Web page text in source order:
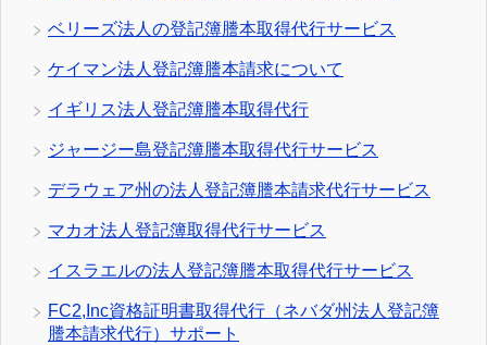
ベリーズ法人の登記簿謄本取得代行サービス
ケイマン法人登記簿謄本請求について
イギリス法人登記簿謄本取得代行
ジャージー島登記簿謄本取得代行サービス
デラウェア州の法人登記簿謄本請求代行サービス
マカオ法人登記簿取得代行サービス
イスラエルの法人登記簿謄本取得代行サービス
FC2,Inc資格証明書取得代行（ネバダ州法人登記簿
謄本請求代行）サポート